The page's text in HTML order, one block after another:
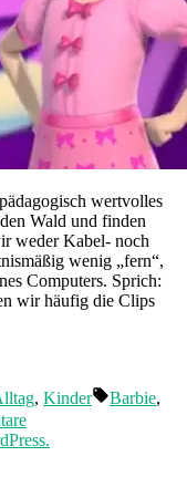
wertvolles
Wald und finden
weder Kabel- noch
wenig „fern“,
Computers. Sprich:
wir häufig die Clips
, Kinder Barbie,
zu
Barbie